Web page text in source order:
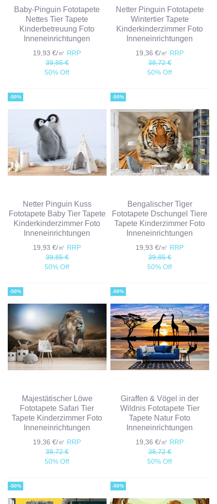
Baby-Pinguin Fototapete
Nettes Tier Tapete
Kinderbetreuung Foto
Inneneinrichtungen
19,93 €/㎡ RRP
39,85 €
50% Off
Netter Pinguin Fototapete
Wintertier Tapete
Kinderkinderzimmer Foto
Inneneinrichtungen
19,36 €/㎡ RRP
38,72 €
50% Off
-50%
Netter Pinguin Kuss
Fototapete Baby Tier Tapete
Kinderkinderzimmer Foto
Inneneinrichtungen
19,93 €/㎡ RRP
39,85 €
50% Off
-50%
Bengalischer Tiger
Fototapete Dschungel Tiere
Tapete Kinderzimmer Foto
Inneneinrichtungen
19,93 €/㎡ RRP
39,85 €
50% Off
-50%
Majestätischer Löwe
Fototapete Safari Tier
Tapete Kinderzimmer Foto
Inneneinrichtungen
19,36 €/㎡ RRP
38,72 €
50% Off
-50%
Giraffen & Vögel in der
Wildnis Fototapete Tier
Tapete Natur Foto
Inneneinrichtungen
19,36 €/㎡ RRP
38,72 €
50% Off
-50% -50%